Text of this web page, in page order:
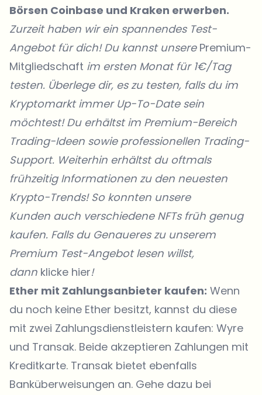
Börsen Coinbase und Kraken erwerben.
Zurzeit haben wir ein spannendes Test-
Angebot für dich! Du kannst unsere Premium-
Mitgliedschaft im ersten Monat für 1€/Tag
testen. Überlege dir, es zu testen, falls du im
Kryptomarkt immer Up-To-Date sein
möchtest! Du erhältst im Premium-Bereich
Trading-Ideen sowie professionellen Trading-
Support. Weiterhin erhältst du oftmals
frühzeitig Informationen zu den neuesten
Krypto-Trends! So konnten unsere
Kunden auch verschiedene NFTs früh genug
kaufen. Falls du Genaueres zu unserem
Premium Test-Angebot lesen willst,
dann klicke hier!
Ether mit Zahlungsanbieter kaufen: Wenn
du noch keine Ether besitzt, kannst du diese
mit zwei Zahlungsdienstleistern kaufen: Wyre
und Transak. Beide akzeptieren Zahlungen mit
Kreditkarte. Transak bietet ebenfalls
Banküberweisungen an. Gehe dazu bei